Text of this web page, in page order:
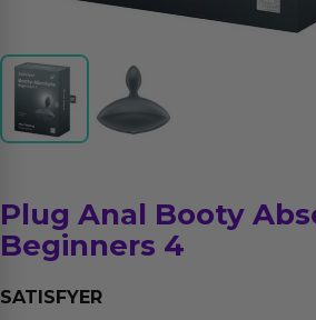
Plug Anal Booty
Beginners 4
SATISFYER